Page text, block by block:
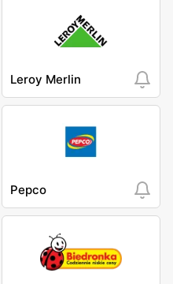
Leroy Merlin
Pepco